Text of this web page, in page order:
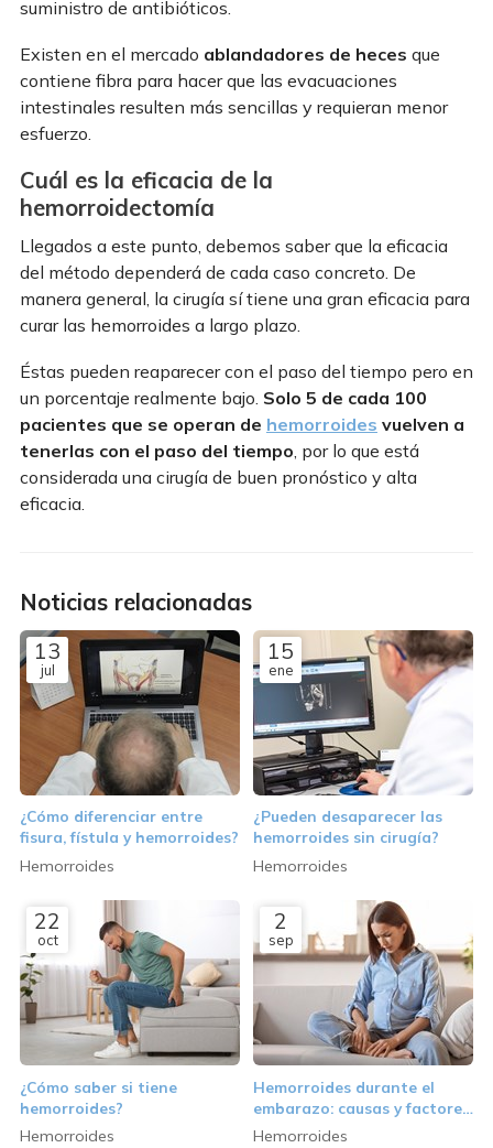
suministro de antibióticos.
Existen en el mercado ablandadores de heces que
contiene fibra para hacer que las evacuaciones
intestinales resulten más sencillas y requieran menor
esfuerzo.
Cuál es la eficacia de la
hemorroidectomía
Llegados a este punto, debemos saber que la eficacia
del método dependerá de cada caso concreto. De
manera general, la cirugía sí tiene una gran eficacia para
curar las hemorroides a largo plazo.
Éstas pueden reaparecer con el paso del tiempo pero en
un porcentaje realmente bajo. Solo 5 de cada 100
pacientes que se operan de hemorroides vuelven a
tenerlas con el paso del tiempo, por lo que está
considerada una cirugía de buen pronóstico y alta
eficacia.
Noticias relacionadas
13
jul
¿Cómo diferenciar entre
fisura, fístula y hemorroides?
Hemorroides
15
ene
¿Pueden desaparecer las
hemorroides sin cirugía?
Hemorroides
22
oct
¿Cómo saber si tiene
hemorroides?
Hemorroides
2
sep
Hemorroides durante el
embarazo: causas y factores
de riesgo
Hemorroides